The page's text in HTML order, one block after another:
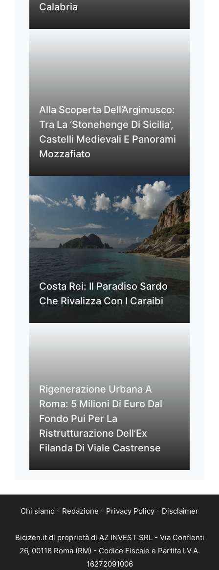
Calabria
Alla Scoperta Dell’Argimusco:
Tra La ‘Stonehenge Di Sicilia’,
Castelli Medievali E Panorami
Mozzafiato
Costa Rei: Il Paradiso Sardo
Che Rivalizza Con I Caraibi
Rigenerazione Urbana A
Roma: 5 Milioni Di Euro Dal
Fondo Pui Per La
Ristrutturazione Dell’Ex
Filanda Di Viale Castrense
Chi siamo - Redazione - Privacy Policy - Disclaimer
Bicizen.it di proprietà di AZ INVEST SRL - Via Conflenti
26, 00118 Roma (RM) - Codice Fiscale e Partita I.V.A.
16272091006